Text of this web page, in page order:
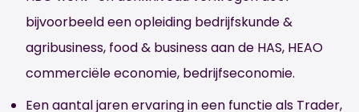
bijvoorbeeld een opleiding bedrijfskunde &
agribusiness, food & business aan de HAS, HEAO
commerciële economie, bedrijfseconomie.
Een aantal jaren ervaring in een functie als Trader,